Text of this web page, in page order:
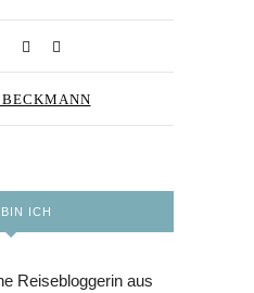
BECKMANN
ICH
Reisebloggerin aus